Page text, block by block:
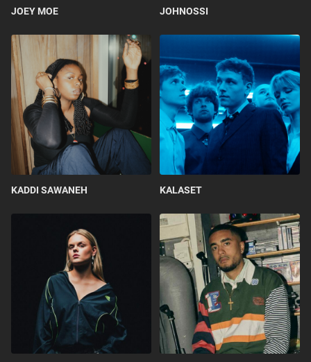
JOEY MOE JOHNOSSI
KADDI SAWANEH KALASET